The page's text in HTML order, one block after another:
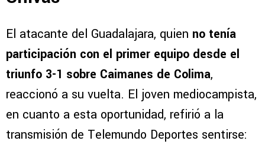
El atacante del Guadalajara, quien no tenía
participación con el primer equipo desde el
triunfo 3-1 sobre Caimanes de Colima,
reaccionó a su vuelta. El joven mediocampista,
en cuanto a esta oportunidad, refirió a la
transmisión de Telemundo Deportes sentirse: